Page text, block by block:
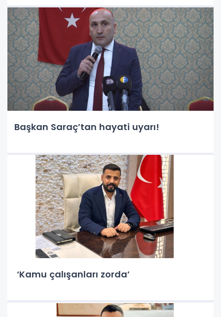
Başkan Saraç’tan hayati uyarı!
‘Kamu çalışanları zorda’